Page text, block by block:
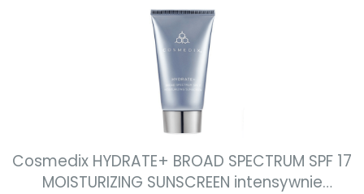
Cosmedix HYDRATE+ BROAD SPECTRUM SPF 17
MOISTURIZING SUNSCREEN intensywnie